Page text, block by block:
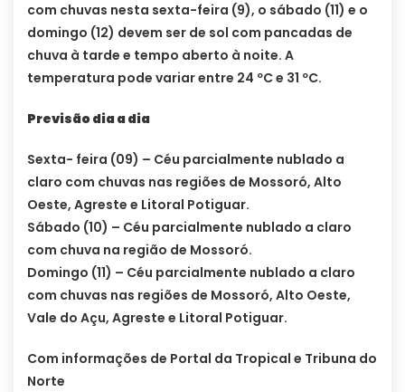
com chuvas nesta sexta-feira (9), o sábado (11) e o
domingo (12) devem ser de sol com pancadas de
chuva à tarde e tempo aberto à noite. A
temperatura pode variar entre 24 ºC e 31 ºC.
Previsão dia a dia
Sexta- feira (09) – Céu parcialmente nublado a
claro com chuvas nas regiões de Mossoró, Alto
Oeste, Agreste e Litoral Potiguar.
Sábado (10) – Céu parcialmente nublado a claro
com chuva na região de Mossoró.
Domingo (11) – Céu parcialmente nublado a claro
com chuvas nas regiões de Mossoró, Alto Oeste,
Vale do Açu, Agreste e Litoral Potiguar.
Com informações de Portal da Tropical e Tribuna do
Norte